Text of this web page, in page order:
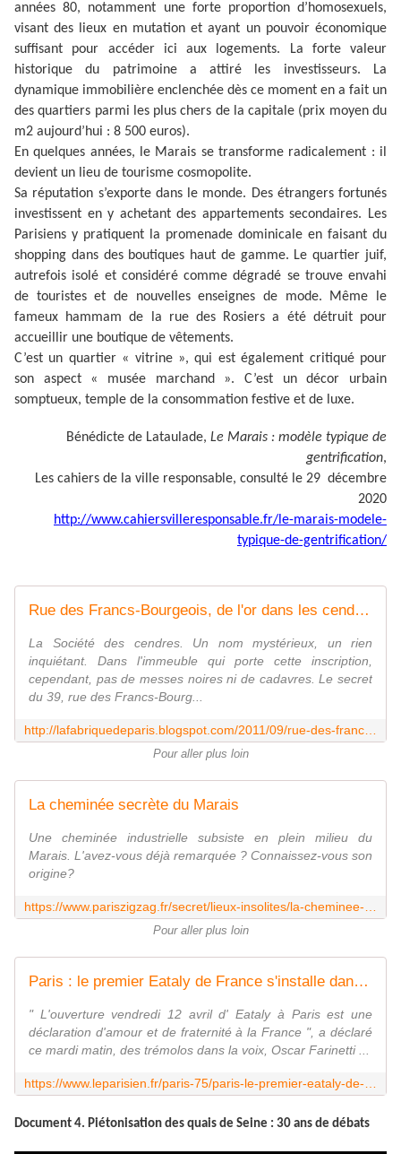
années 80, notamment une forte proportion d’homosexuels,
visant des lieux en mutation et ayant un pouvoir économique
suffisant pour accéder ici aux logements. La forte valeur
historique du patrimoine a attiré les investisseurs. La
dynamique immobilière enclenchée dès ce moment en a fait un
des quartiers parmi les plus chers de la capitale (prix moyen du
m2 aujourd’hui : 8 500 euros).
En quelques années, le Marais se transforme radicalement : il
devient un lieu de tourisme cosmopolite.
Sa réputation s’exporte dans le monde. Des étrangers fortunés
investissent en y achetant des appartements secondaires. Les
Parisiens y pratiquent la promenade dominicale en faisant du
shopping dans des boutiques haut de gamme. Le quartier juif,
autrefois isolé et considéré comme dégradé se trouve envahi
de touristes et de nouvelles enseignes de mode. Même le
fameux hammam de la rue des Rosiers a été détruit pour
accueillir une boutique de vêtements.
C’est un quartier « vitrine », qui est également critiqué pour
son aspect « musée marchand ». C’est un décor urbain
somptueux, temple de la consommation festive et de luxe.
Bénédicte de Lataulade, Le Marais : modèle typique de
gentrification,
Les cahiers de la ville responsable, consulté le 29 décembre
2020
http://www.cahiersvilleresponsable.fr/le-marais-modele-
typique-de-gentrification/
Rue des Francs-Bourgeois, de l'or dans les cendres
La Société des cendres. Un nom mystérieux, un rien
inquiétant. Dans l'immeuble qui porte cette inscription,
cependant, pas de messes noires ni de cadavres. Le secret
du 39, rue des Francs-Bourg...
Pour aller plus loin
La cheminée secrète du Marais
Une cheminée industrielle subsiste en plein milieu du
Marais. L'avez-vous déjà remarquée ? Connaissez-vous son
origine?
Pour aller plus loin
Paris : le premier Eataly de France s'installe dans le Marais
" L'ouverture vendredi 12 avril d' Eataly à Paris est une
déclaration d'amour et de fraternité à la France ", a déclaré
ce mardi matin, des trémolos dans la voix, Oscar Farinetti ...
Document 4. Piétonisation des quais de Seine : 30 ans de débats